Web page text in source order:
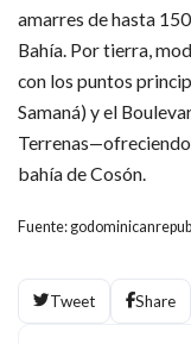
amarres de hasta
Bahía. Por tierra,
con los puntos
Samaná) y el
bahía de Cosón.
Fuente:
Tweet Share